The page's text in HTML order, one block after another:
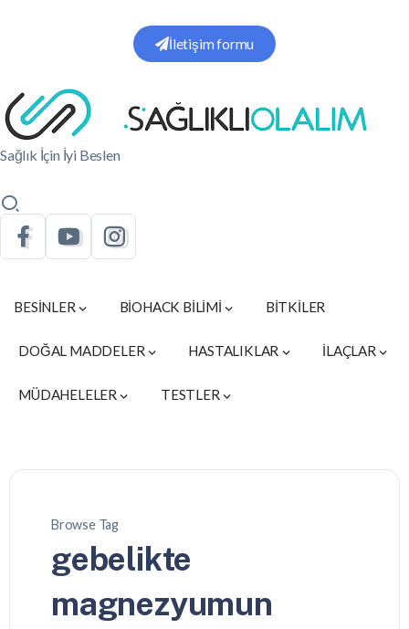
İletişim formu
Sağlık İçin İyi Beslen
BESİNLER BİOHACK BİLİMİ BİTKİLER
DOĞAL MADDELER HASTALIKLAR İLAÇLAR
MÜDAHELELER TESTLER
Browse Tag
gebelikte
magnezyumun